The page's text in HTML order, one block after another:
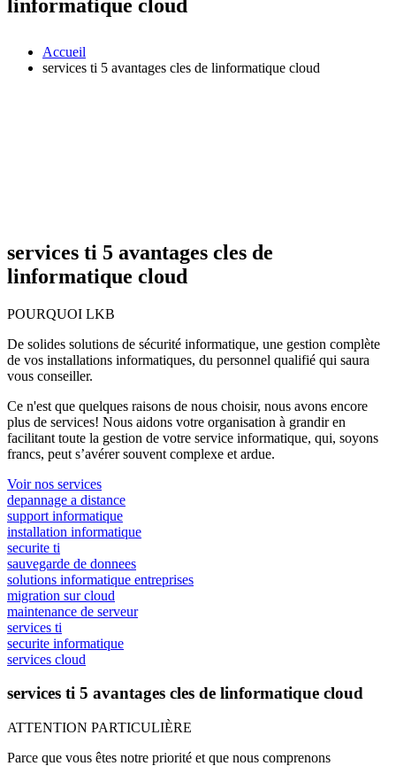
linformatique cloud
Accueil
services ti 5 avantages cles de linformatique cloud
services ti 5 avantages cles de
linformatique cloud
POURQUOI LKB
De solides solutions de sécurité informatique, une gestion complète
de vos installations informatiques, du personnel qualifié qui saura
vous conseiller.
Ce n'est que quelques raisons de nous choisir, nous avons encore
plus de services! Nous aidons votre organisation à grandir en
facilitant toute la gestion de votre service informatique, qui, soyons
francs, peut s’avérer souvent complexe et ardue.
Voir nos services
depannage a distance
support informatique
installation informatique
securite ti
sauvegarde de donnees
solutions informatique entreprises
migration sur cloud
maintenance de serveur
services ti
securite informatique
services cloud
services ti 5 avantages cles de linformatique cloud
ATTENTION PARTICULIÈRE
Parce que vous êtes notre priorité et que nous comprenons